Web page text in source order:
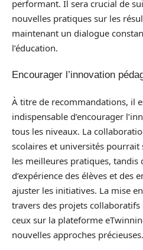
performant. Il sera crucial de
nouvelles pratiques sur les
maintenant un dialogue
l’éducation.
Encourager l’innovation
À titre de recommandations, il
indispensable d’encourager
tous les niveaux. La
scolaires et universités pourrait
les meilleures pratiques, tandis
d’expérience des élèves et des
ajuster les initiatives. La mise
travers des projets
ceux sur la plateforme
nouvelles approches précieuses.